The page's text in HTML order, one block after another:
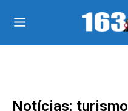
Notícias: turismo